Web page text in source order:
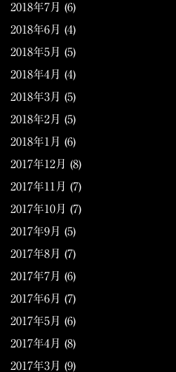
2018年7月 (6)
2018年6月 (4)
2018年5月 (5)
2018年4月 (4)
2018年3月 (5)
2018年2月 (5)
2018年1月 (6)
2017年12月 (8)
2017年11月 (7)
2017年10月 (7)
2017年9月 (5)
2017年8月 (7)
2017年7月 (6)
2017年6月 (7)
2017年5月 (6)
2017年4月 (8)
2017年3月 (9)